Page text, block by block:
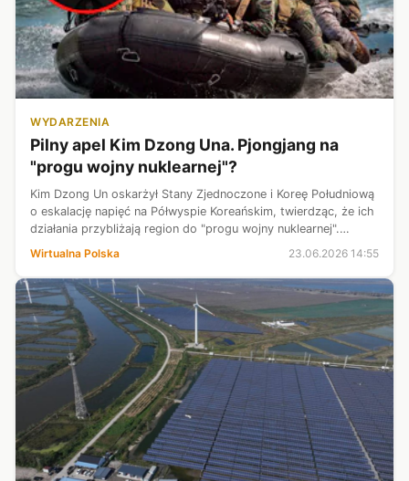
WYDARZENIA
Pilny apel Kim Dzong Una. Pjongjang na
"progu wojny nuklearnej"?
Kim Dzong Un oskarżył Stany Zjednoczone i Koreę Południową
o eskalację napięć na Półwyspie Koreańskim, twierdząc, że ich
działania przybliżają region do "progu wojny nuklearnej".
Zapowiedział jednocześnie dalszą rozbudowę
Wirtualna Polska 23.06.2026 14:55